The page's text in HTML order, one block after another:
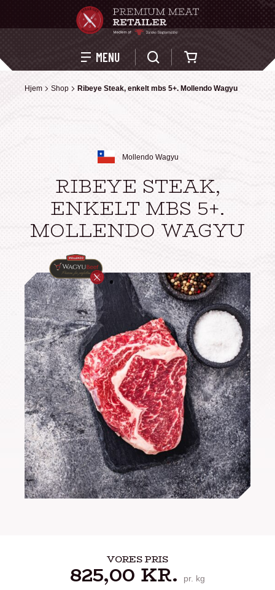
MENU
Hjem Shop Ribeye Steak, enkelt mbs 5+. Mollendo Wagyu
Hjem Shop Ribeye Steak, enkelt mbs 5+. Mollendo Wagyu
Mollendo Wagyu
RIBEYE STEAK,
ENKELT MBS 5+.
MOLLENDO WAGYU
VORES PRIS
825,00 KR. pr. kg